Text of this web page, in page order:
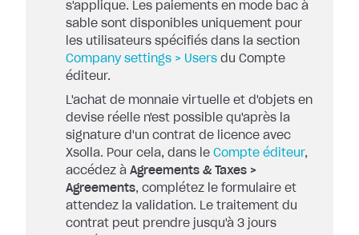
s'applique. Les paiements en mode bac à
sable sont disponibles uniquement pour
les utilisateurs spécifiés dans la section
Company settings > Users du Compte
éditeur.
L'achat de monnaie virtuelle et d'objets en
devise réelle n'est possible qu'après la
signature d'un contrat de licence avec
Xsolla. Pour cela, dans le Compte éditeur,
accédez à Agreements & Taxes >
Agreements, complétez le formulaire et
attendez la validation. Le traitement du
contrat peut prendre jusqu'à 3 jours